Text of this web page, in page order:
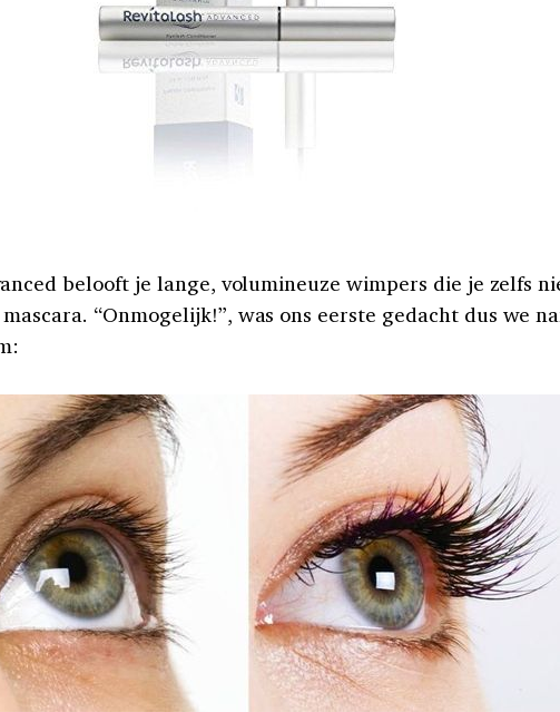
belooft je lange, volumineuze wimpers die je zelfs
“Onmogelijk!”, was ons eerste gedacht dus we